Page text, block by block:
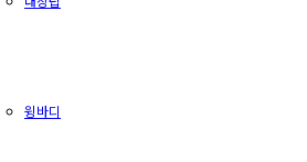
윙바디